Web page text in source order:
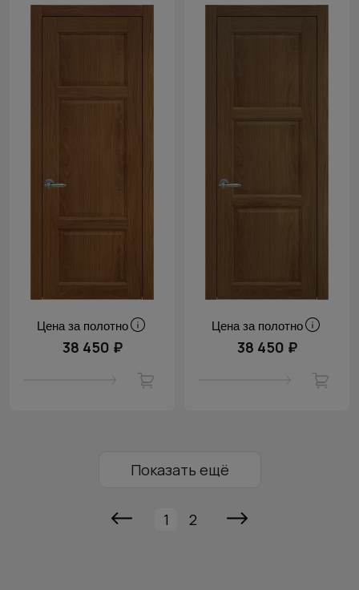
Цена за полотно
38 450 ₽
Цена за полотно
38 450 ₽
Показать ещё
1 2